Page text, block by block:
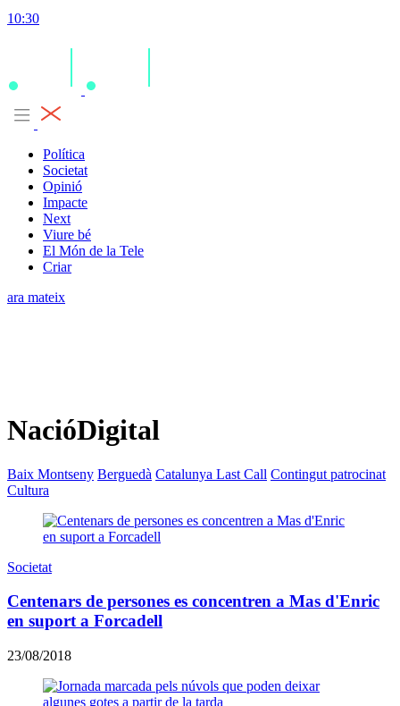
10:30
Política
Societat
Opinió
Impacte
Next
Viure bé
El Món de la Tele
Criar
ara mateix
NacióDigital
Baix Montseny Berguedà Catalunya Last Call Contingut patrocinat
Cultura
Societat
Centenars de persones es concentren a Mas d'Enric
en suport a Forcadell
23/08/2018